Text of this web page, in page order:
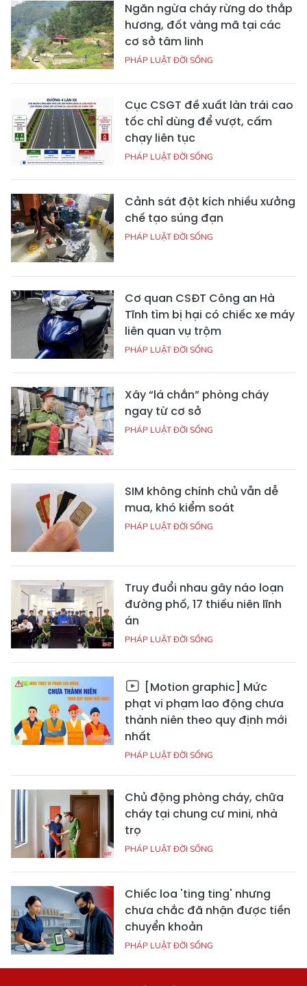
Ngăn ngừa cháy rừng do thắp
hương, đốt vàng mã tại các
cơ sở tâm linh
PHÁP LUẬT ĐỜI SỐNG
Cục CSGT đề xuất làn trái cao
tốc chỉ dùng để vượt, cấm
chạy liên tục
PHÁP LUẬT ĐỜI SỐNG
Cảnh sát đột kích nhiều xưởng
chế tạo súng đạn
PHÁP LUẬT ĐỜI SỐNG
Cơ quan CSĐT Công an Hà
Tĩnh tìm bị hại có chiếc xe máy
liên quan vụ trộm
PHÁP LUẬT ĐỜI SỐNG
Xây “lá chắn” phòng cháy
ngay từ cơ sở
PHÁP LUẬT ĐỜI SỐNG
SIM không chính chủ vẫn dễ
mua, khó kiểm soát
PHÁP LUẬT ĐỜI SỐNG
Truy đuổi nhau gây náo loạn
đường phố, 17 thiếu niên lĩnh
án
PHÁP LUẬT ĐỜI SỐNG
[Motion graphic] Mức
phạt vi phạm lao động chưa
thành niên theo quy định mới
nhất
PHÁP LUẬT ĐỜI SỐNG
Chủ động phòng cháy, chữa
cháy tại chung cư mini, nhà
trọ
PHÁP LUẬT ĐỜI SỐNG
Chiếc loa 'ting ting' nhưng
chưa chắc đã nhận được tiền
chuyển khoản
PHÁP LUẬT ĐỜI SỐNG